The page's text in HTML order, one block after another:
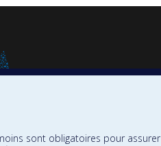
sont obligatoires pour